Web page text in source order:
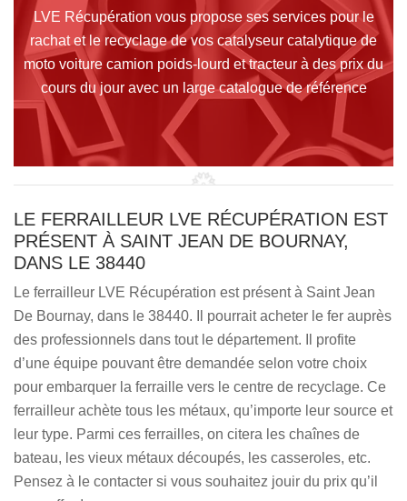
LVE Récupération vous propose ses services pour le
rachat et le recyclage de vos catalyseur catalytique de
moto voiture camion poids-lourd et tracteur à des prix du
cours du jour avec un large catalogue de référence
LE FERRAILLEUR LVE RÉCUPÉRATION EST
PRÉSENT À SAINT JEAN DE BOURNAY,
DANS LE 38440
Le ferrailleur LVE Récupération est présent à Saint Jean
De Bournay, dans le 38440. Il pourrait acheter le fer auprès
des professionnels dans tout le département. Il profite
d’une équipe pouvant être demandée selon votre choix
pour embarquer la ferraille vers le centre de recyclage. Ce
ferrailleur achète tous les métaux, qu’importe leur source et
leur type. Parmi ces ferrailles, on citera les chaînes de
bateau, les vieux métaux découpés, les casseroles, etc.
Pensez à le contacter si vous souhaitez jouir du prix qu’il